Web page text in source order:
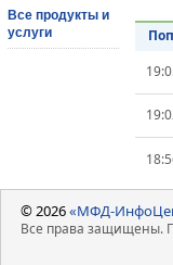
Все продукты и
услуги
© 2026«МФД-
Все права защищены.